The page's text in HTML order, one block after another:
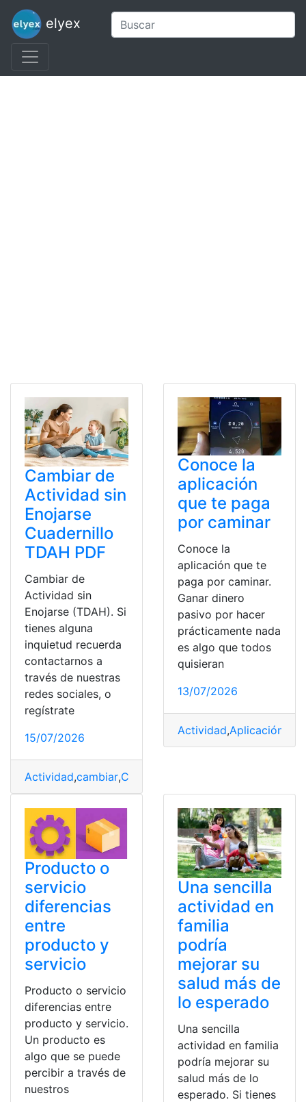
elyex
Cambiar de
Actividad sin
Enojarse
Cuadernillo
TDAH PDF
Cambiar de
Actividad sin
Enojarse (TDAH). Si
tienes alguna
inquietud recuerda
contactarnos a
través de nuestras
redes sociales, o
regístrate
15/07/2026
Actividad,cambiar,Cuadernillo
Conoce la
aplicación
que te paga
por caminar
Conoce la
aplicación que te
paga por caminar.
Ganar dinero
pasivo por hacer
prácticamente nada
es algo que todos
quisieran
13/07/2026
Actividad,Aplicación
Producto o
servicio
diferencias
entre
producto y
servicio
Producto o servicio
diferencias entre
producto y servicio.
Un producto es
algo que se puede
percibir a través de
nuestros
Una sencilla
actividad en
familia
podría
mejorar su
salud más de
lo esperado
Una sencilla
actividad en familia
podría mejorar su
salud más de lo
esperado. Si tienes